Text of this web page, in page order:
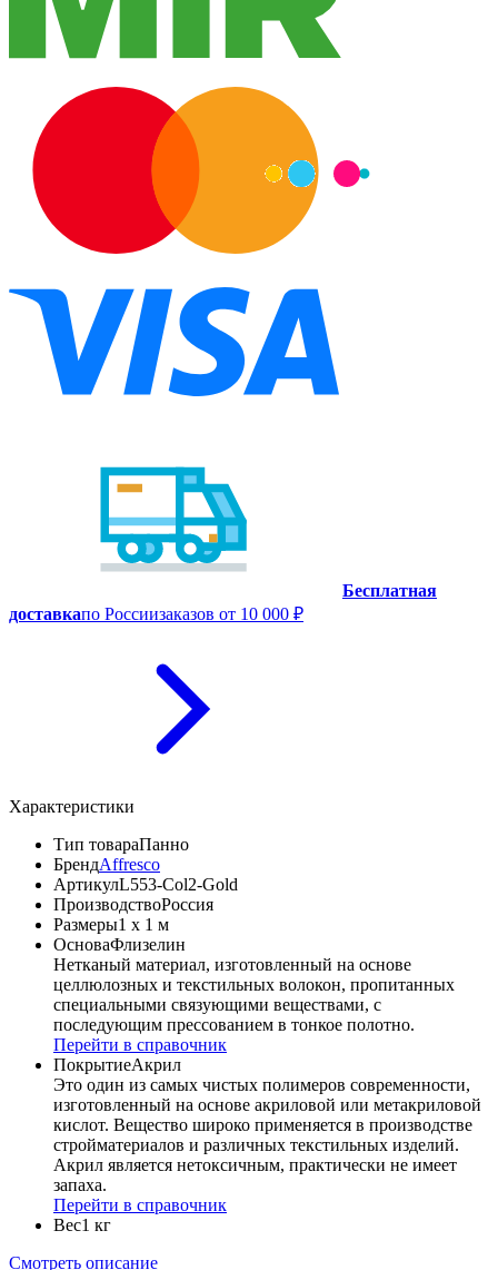
Бесплатная
доставкапо Россиизаказов от 10 000 ₽
Характеристики
Тип товараПанно
БрендAffresco
АртикулL553-Col2-Gold
ПроизводствоРоссия
Размеры1 x 1 м
ОсноваФлизелин
Нетканый материал, изготовленный на основе
целлюлозных и текстильных волокон, пропитанных
специальными связующими веществами, с
последующим прессованием в тонкое полотно.
Перейти в справочник
ПокрытиеАкрил
Это один из самых чистых полимеров современности,
изготовленный на основе акриловой или метакриловой
кислот. Вещество широко применяется в производстве
стройматериалов и различных текстильных изделий.
Акрил является нетоксичным, практически не имеет
запаха.
Перейти в справочник
Вес1 кг
Смотреть описание